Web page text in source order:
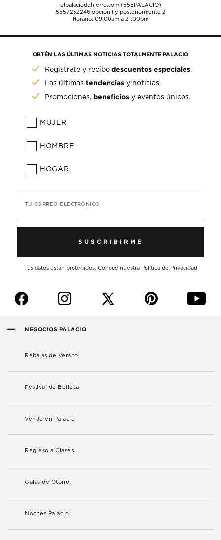
elpalaciodehierro.com (555PALACIO)
5557252246opción 1 y posteriormente 2
Horario: 09:00am a 21:00pm
OBTÉN LAS ÚLTIMAS NOTICIAS TOTALMENTE PALACIO
Regístrate y recibedescuentos especiales.
Las últimastendencias y noticias.
Promociones, beneficios y eventos únicos.
MUJER
HOMBRE
HOGAR
TU CORREO ELECTRÓNICO
SUSCRIBIRME
Tus datos están protegidos. Conoce nuestra Política de Privacidad
f i p y
NEGOCIOS PALACIO
Rebajas de Verano
Festival de Belleza
Vende en Palacio
Regreso a Clases
Galas de Otoño
Noches Palacio